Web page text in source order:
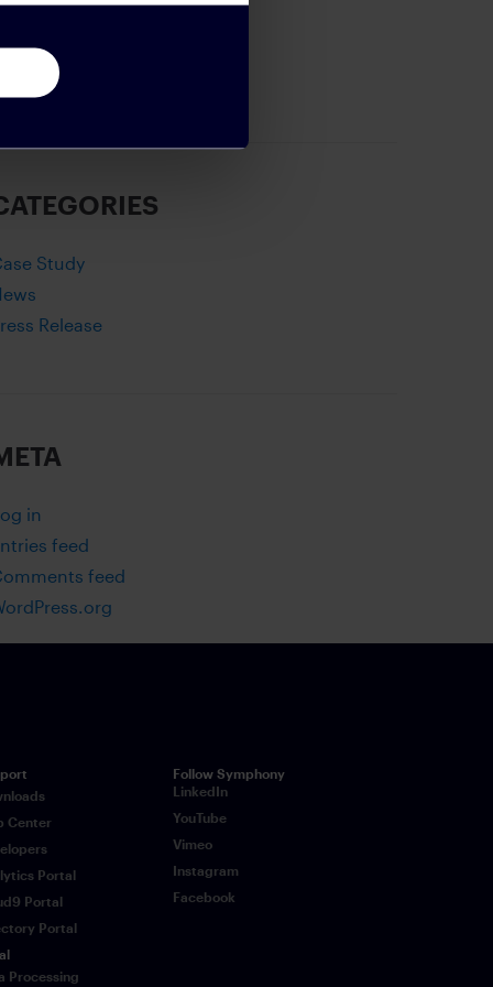
2018
2018
January 2018
Study
Release
in
feed
feed
Center
Portal
Portal
Portal
Processing
Follow Symphony
LinkedIn
YouTube
Vimeo
Instagram
Facebook